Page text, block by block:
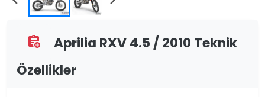
assignment_add
Aprilia RXV 4.5 / 2010 Teknik
Özellikler